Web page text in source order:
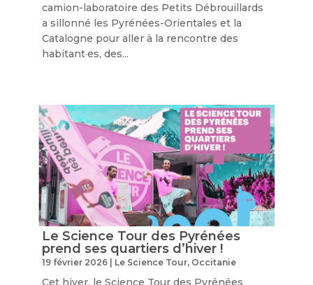
camion-laboratoire des Petits Débrouillards
a sillonné les Pyrénées-Orientales et la
Catalogne pour aller à la rencontre des
habitant·es, des...
Le Science Tour des Pyrénées
prend ses quartiers d’hiver !
19 février 2026| Le Science Tour, Occitanie
Cet hiver, le Science Tour des Pyrénées